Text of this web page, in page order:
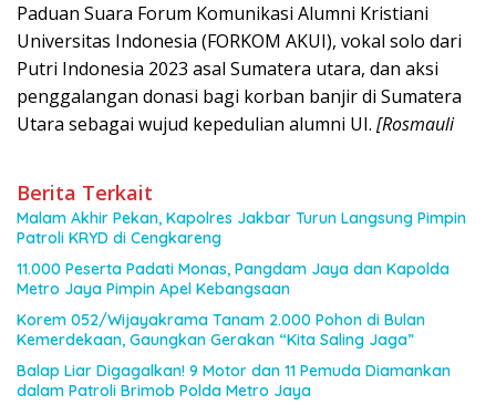
Paduan Suara Forum Komunikasi Alumni Kristiani
Universitas Indonesia (FORKOM AKUI), vokal solo dari
Putri Indonesia 2023 asal Sumatera utara, dan aksi
penggalangan donasi bagi korban banjir di Sumatera
Utara sebagai wujud kepedulian alumni UI. [Rosmauli
Berita Terkait
Malam Akhir Pekan, Kapolres Jakbar Turun Langsung Pimpin
Patroli KRYD di Cengkareng
11.000 Peserta Padati Monas, Pangdam Jaya dan Kapolda
Metro Jaya Pimpin Apel Kebangsaan
Korem 052/Wijayakrama Tanam 2.000 Pohon di Bulan
Kemerdekaan, Gaungkan Gerakan “Kita Saling Jaga”
Balap Liar Digagalkan! 9 Motor dan 11 Pemuda Diamankan
dalam Patroli Brimob Polda Metro Jaya